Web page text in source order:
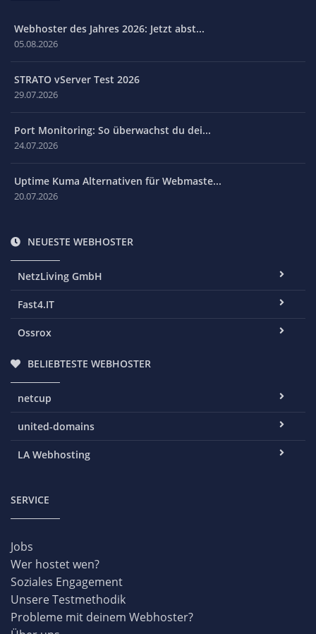
Webhoster des Jahres 2026: Jetzt abst...
05.08.2026
STRATO vServer Test 2026
29.07.2026
Port Monitoring: So überwachst du dei...
24.07.2026
Uptime Kuma Alternativen für Webmaste...
20.07.2026
NEUESTE WEBHOSTER
NetzLiving GmbH
Fast4.IT
Ossrox
BELIEBTESTE WEBHOSTER
netcup
united-domains
LA Webhosting
SERVICE
Jobs
Wer hostet wen?
Soziales Engagement
Unsere Testmethodik
Probleme mit deinem Webhoster?